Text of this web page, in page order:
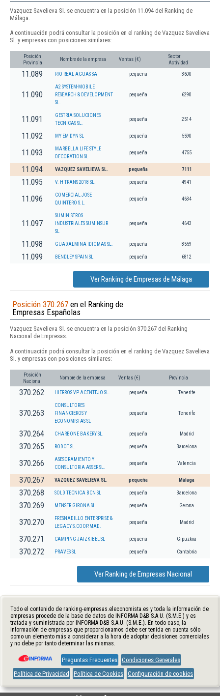
Vazquez Savelieva Sl. se encuentra en la posición 11.094 del Ranking de
Málaga.
A continuación podrá consultar la posición en el ranking de Vazquez Savelieva
Sl. y empresas con posiciones similares:
Posición
Provincia
Nombre de la empresa Ventas (€)
Sector
Actividad
11.089 RIO REAL AGUAS SA pequeña 3600
11.090
A2 SYSTEM-MOBILE
RESEARCH & DEVELOPMENT
SL.
pequeña 6290
11.091
GESTRIA SOLUCIONES
TECNICAS SL.
pequeña 2514
11.092 MY EM DYN SL pequeña 5590
11.093
MARBELLA LIFE STYLE
DECORATION SL
pequeña 4755
11.094 VAZQUEZ SAVELIEVA SL. pequeña 7111
11.095 V. H TRANS 2018 SL. pequeña 4941
11.096
COMERCIAL JOSE
QUINTERO S.L.
pequeña 4634
11.097
SUMINISTROS
INDUSTRIALES SUMINSUR
SL
pequeña 4643
11.098 GUADALMINA IDIOMAS SL. pequeña 8559
11.099 BENDLEY SPAIN SL pequeña 6812
Ver Ranking de Empresas de Málaga
Posición 370.267 en el Ranking de
Empresas Españolas
Vazquez Savelieva Sl. se encuentra en la posición 370.267 del Ranking
Nacional de Empresas.
A continuación podrá consultar la posición en el ranking de Vazquez Savelieva
Sl. y empresas con posiciones similares:
Posición
Nacional
Nombre de la empresa Ventas (€) Provincia
370.262 HIERROS VP ACENTEJO SL. pequeña Tenerife
370.263
CONSULTORES
FINANCIEROS Y
ECONOMISTAS SL
pequeña Tenerife
370.264 CHARBONE BAKERY SL. pequeña Madrid
370.265 RODOT SL pequeña Barcelona
370.266
ASESORAMIENTO Y
CONSULTORIA ASSER SL.
pequeña Valencia
370.267 VAZQUEZ SAVELIEVA SL. pequeña Málaga
370.268 SOLD TECNICA BCN SL pequeña Barcelona
370.269 MENSER GIRONA SL. pequeña Gerona
370.270
FRESNADILLO ENTERPRISE &
LEGACY S.COOP.MAD.
pequeña Madrid
370.271 CAMPING JAIZKIBEL SL pequeña Gipuzkoa
370.272 PRAVES SL pequeña Cantabria
Ver Ranking de Empresas Nacional
Todo el contenido de ranking-empresas.eleconomista.es y toda la información de
empresas procede de la base de datos de INFORMA D&B S.A.U. (S.M.E.) y es
tratada y suministrada por INFORMA D&B S.A.U. (S.M.E.). En todo caso, la
información de empresas que proporcionamos debe ser tenida en cuenta sólo
como un elemento más a considerar a la hora de adoptar decisiones comerciales
y no debe por tanto determinar las mismas.
Preguntas Frecuentes Condiciones Generales
Política de Privacidad
Política de Cookies Configuración de cookies